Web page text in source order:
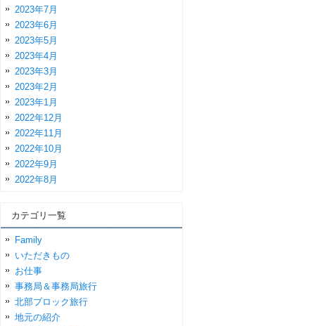
2023年7月
2023年6月
2023年5月
2023年4月
2023年3月
2023年2月
2023年1月
2022年12月
2022年11月
2022年10月
2022年9月
2022年8月
カテゴリ一覧
Family
いただきもの
お仕事
事務局＆事務局旅行
北部ブロック旅行
地元の紹介